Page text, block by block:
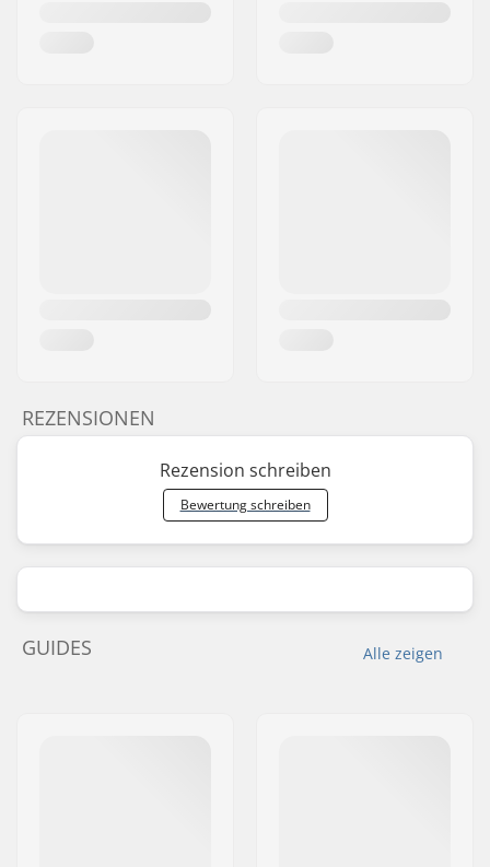
REZENSIONEN
Rezension schreiben
Bewertung schreiben
Alle zeigen
GUIDES